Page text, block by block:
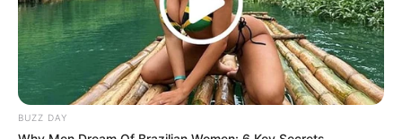
BUZZ DAY